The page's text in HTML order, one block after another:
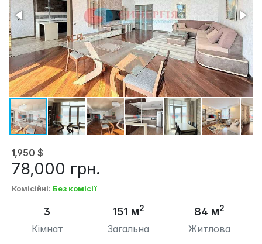
1,950 $
78,000 грн.
Комісійні: Без комісії
3
Кімнат
151 м2
Загальна
84 м2
Житлова